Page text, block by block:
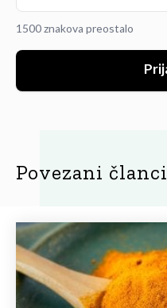
1500 znakova preostalo
Povezani